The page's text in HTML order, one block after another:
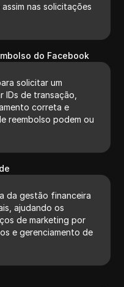
nas solicitações
do Facebook
solicitar um
IDs de transação,
correta e
reembolso podem ou
da gestão financeira
ajudando os
de marketing por
e gerenciamento de